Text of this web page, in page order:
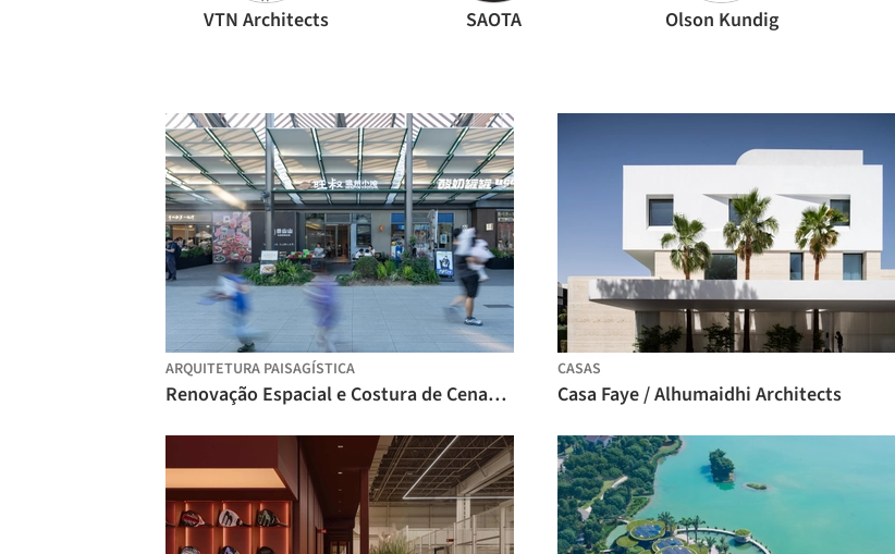
VTN Architects SAOTA Olson Kundig
ARQUITETURA PAISAGÍSTICA
Renovação Espacial e Costura de Cenas da Praça de Alimentação Birland / Atelier Diving Bell
CASAS
Casa Faye / Alhumaidhi Architects